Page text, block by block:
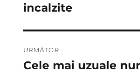
articole
anterior:
incalzite
URMĂTOR
Articolul
Cele mai uzuale